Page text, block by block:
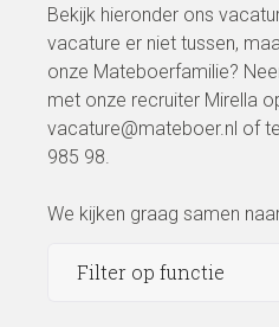
Bekijk hieronder ons
vacature er niet tussen,
onze Mateboerfamilie?
met onze recruiter Mirella
vacature@mateboer.nl of
985 98.
We kijken graag samen